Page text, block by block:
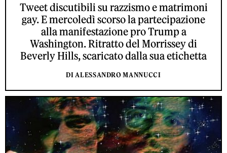
Tweet discutibili su razzismo e matrimoni
gay. E mercoledì scorso la partecipazione
alla manifestazione pro Trump a
Washington. Ritratto del Morrissey di
Beverly Hills, scaricato dalla sua etichetta
DI ALESSANDRO MANNUCCI